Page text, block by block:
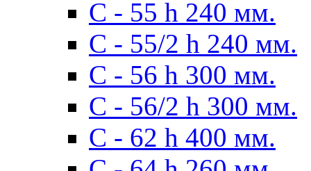
С - 55 h 240 мм.
С - 55/2 h 240 мм.
С - 56 h 300 мм.
С - 56/2 h 300 мм.
С - 62 h 400 мм.